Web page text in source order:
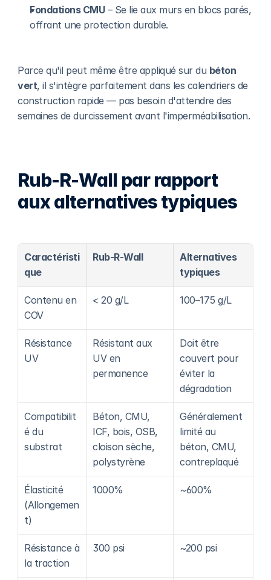
Fondations CMU – Se lie aux murs en blocs parés,
offrant une protection durable.
Parce qu'il peut même être appliqué sur du béton
vert, il s'intègre parfaitement dans les calendriers de
construction rapide — pas besoin d'attendre des
semaines de durcissement avant l'imperméabilisation.
Rub-R-Wall par rapport
aux alternatives typiques
Caractéristi
que
Rub-R-Wall
Alternatives
typiques
Contenu en
COV
< 20 g/L 100–175 g/L
Résistance
UV
Résistant aux
UV en
permanence
Doit être
couvert pour
éviter la
dégradation
Compatibilit
é du
substrat
Béton, CMU,
ICF, bois, OSB,
cloison sèche,
polystyrène
Généralement
limité au
béton, CMU,
contreplaqué
Élasticité
(Allongemen
t)
1000% ~600%
Résistance à
la traction
300 psi ~200 psi